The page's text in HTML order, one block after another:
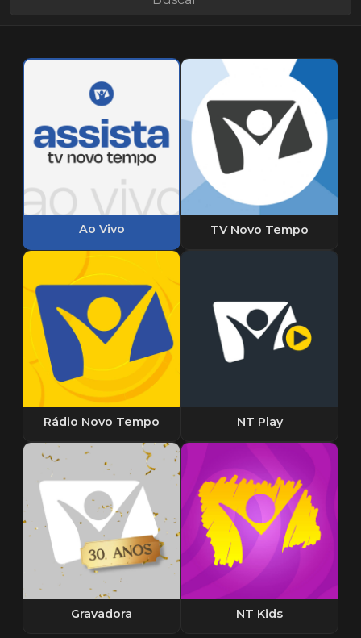
Ao Vivo TV Novo Tempo
Rádio Novo Tempo NT Play
Gravadora NT Kids